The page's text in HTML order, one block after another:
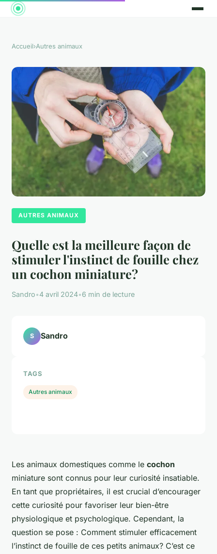
Accueil›Autres animaux
AUTRES ANIMAUX
Quelle est la meilleure façon de
stimuler l'instinct de fouille chez
un cochon miniature?
Sandro•4 avril 2024•6 min de lecture
Les animaux domestiques comme le cochon
miniature sont connus pour leur curiosité insatiable.
En tant que propriétaires, il est crucial d’encourager
cette curiosité pour favoriser leur bien-être
physiologique et psychologique. Cependant, la
question se pose : Comment stimuler efficacement
l’instinct de fouille de ces petits animaux? C’est ce
S Sandro
TAGS
Autres animaux